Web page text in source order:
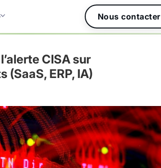
Nous contacter
CISA sur
(SaaS, ERP, IA)